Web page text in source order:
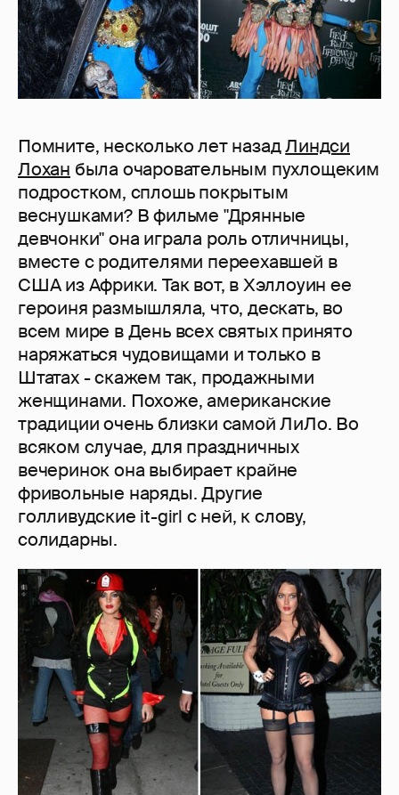
Помните, несколько лет назадЛиндси
Лохан была очаровательным пухлощеким
подростком, сплошь покрытым
веснушками? В фильме "Дрянные
девчонки" она играла роль отличницы,
вместе с родителями переехавшей в
США из Африки. Так вот, в Хэллоуин ее
героиня размышляла, что, дескать, во
всем мире в День всех святых принято
наряжаться чудовищами и только в
Штатах - скажем так, продажными
женщинами. Похоже, американские
традиции очень близки самой ЛиЛо. Во
всяком случае, для праздничных
вечеринок она выбирает крайне
фривольные наряды. Другие
голливудские it-girl с ней, к слову,
солидарны.